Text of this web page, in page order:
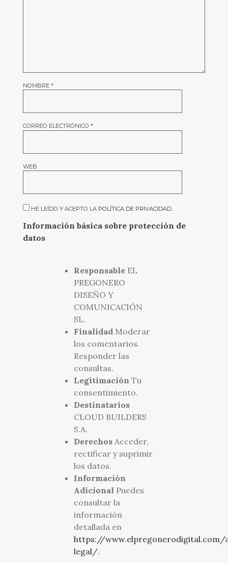
NOMBRE *
CORREO ELECTRÓNICO *
WEB
HE LEÍDO Y ACEPTO LA POLÍTICA DE PRIVACIDAD.
Información básica sobre protección de
datos
ResponsableEL
PREGONERO
DISEÑO Y
COMUNICACIÓN
SL.
FinalidadModerar
los comentarios.
Responder las
consultas.
Legitimación Tu
consentimiento.
Destinatarios
CLOUD BUILDERS
S.A.
DerechosAcceder,
rectificar y suprimir
los datos.
Información
Adicional Puedes
consultar la
información
detallada en
https://www.elpregonerodigital.com/
legal/.